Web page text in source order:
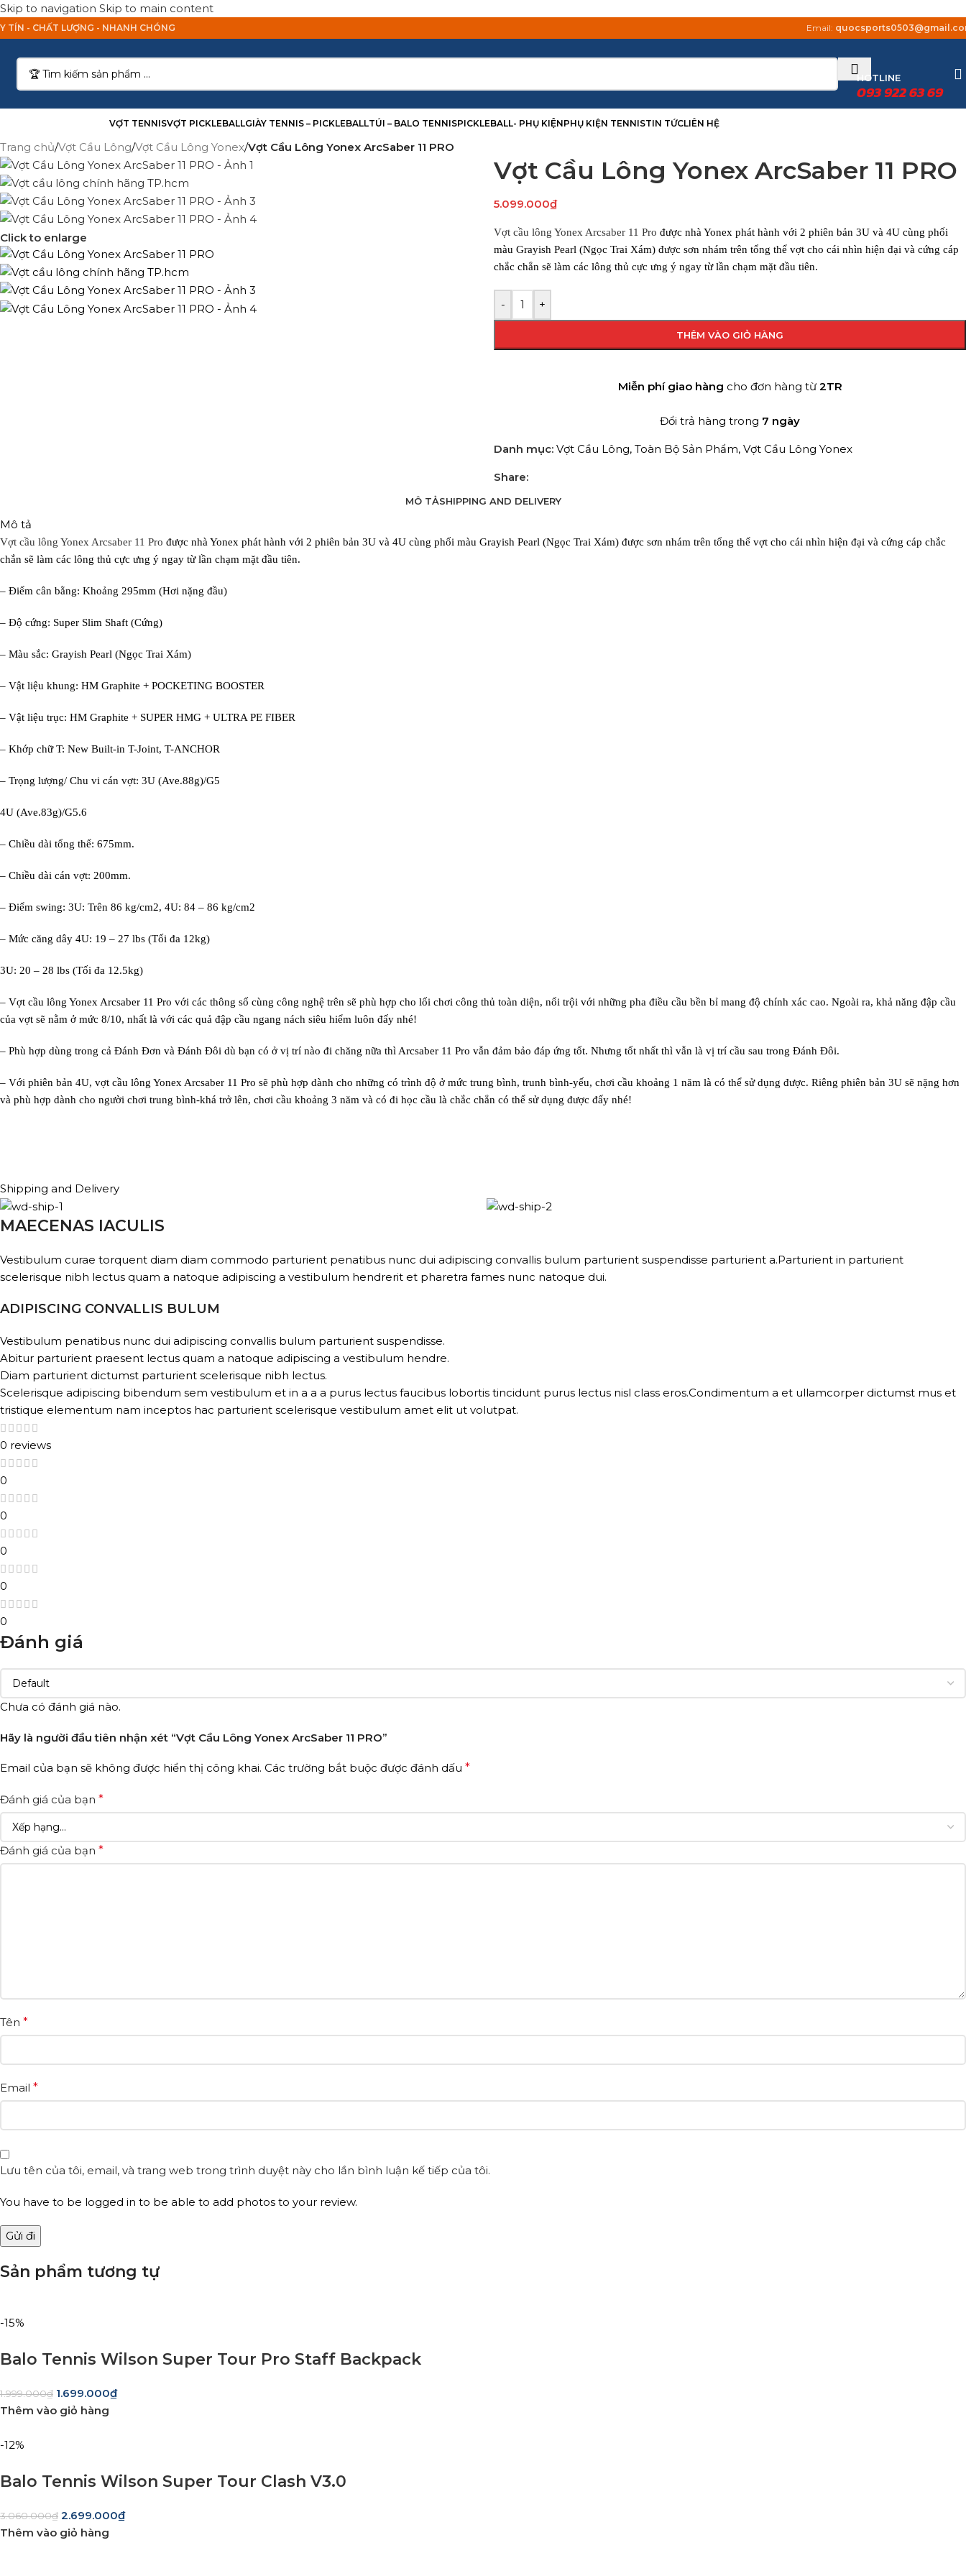
Skip to navigation Skip to main content
TÍN - CHẤT LƯỢNG - NHANH CHÓNG Email:
HOTLINE
093 922 63 69
VỢT TENNISVỢT PICKLEBALLGIÀY TENNIS – PICKLEBALLTÚI – BALO TENNISPICKLEBALL- PHỤ KIỆNPHỤ KIỆN TENNISTIN TỨCLIÊN HỆ
Trang chủ/Vợt Cầu Lông/Vợt Cầu Lông Yonex/Vợt Cầu Lông Yonex ArcSaber 11 PRO
Click to enlarge
Vợt Cầu Lông Yonex ArcSaber 11 PRO
5.099.000₫
Vợt cầu lông Yonex Arcsaber 11 Pro được nhà Yonex phát hành với 2 phiên bản 3U và 4U cùng phối
màu Grayish Pearl (Ngọc Trai Xám) được sơn nhám trên tổng thể vợt cho cái nhìn hiện đại và cứng cáp
chắc chắn sẽ làm các lông thủ cực ưng ý ngay từ lần chạm mặt đầu tiên.
- +
THÊM VÀO GIỎ HÀNG
Miễn phí giao hàng cho đơn hàng từ 2TR
Đổi trả hàng trong 7 ngày
Danh mục: Vợt Cầu Lông, Toàn Bộ Sản Phẩm, Vợt Cầu Lông Yonex
Share:
MÔ TẢSHIPPING AND DELIVERY
Mô tả
Vợt cầu lông Yonex Arcsaber 11 Pro được nhà Yonex phát hành với 2 phiên bản 3U và 4U cùng phối màu Grayish Pearl (Ngọc Trai Xám) được sơn nhám trên tổng thể vợt cho cái nhìn hiện đại và cứng cáp chắc
chắn sẽ làm các lông thủ cực ưng ý ngay từ lần chạm mặt đầu tiên.
– Điểm cân bằng: Khoảng 295mm (Hơi nặng đầu)
– Độ cứng: Super Slim Shaft (Cứng)
– Màu sắc: Grayish Pearl (Ngọc Trai Xám)
– Vật liệu khung: HM Graphite + POCKETING BOOSTER
– Vật liệu trục: HM Graphite + SUPER HMG + ULTRA PE FIBER
– Khớp chữ T: New Built-in T-Joint, T-ANCHOR
– Trọng lượng/ Chu vi cán vợt: 3U (Ave.88g)/G5
4U (Ave.83g)/G5.6
– Chiều dài tổng thể: 675mm.
– Chiều dài cán vợt: 200mm.
– Điểm swing: 3U: Trên 86 kg/cm2, 4U: 84 – 86 kg/cm2
– Mức căng dây 4U: 19 – 27 lbs (Tối đa 12kg)
3U: 20 – 28 lbs (Tối đa 12.5kg)
– Vợt cầu lông Yonex Arcsaber 11 Pro với các thông số cùng công nghệ trên sẽ phù hợp cho lối chơi công thủ toàn diện, nổi trội với những pha điều cầu bền bỉ mang độ chính xác cao. Ngoài ra, khả năng đập cầu
của vợt sẽ nằm ở mức 8/10, nhất là với các quả đập cầu ngang nách siêu hiểm luôn đấy nhé!
– Phù hợp dùng trong cả Đánh Đơn và Đánh Đôi dù bạn có ở vị trí nào đi chăng nữa thì Arcsaber 11 Pro vẫn đảm bảo đáp ứng tốt. Nhưng tốt nhất thì vẫn là vị trí cầu sau trong Đánh Đôi.
– Với phiên bản 4U, vợt cầu lông Yonex Arcsaber 11 Pro sẽ phù hợp dành cho những có trình độ ở mức trung bình, trunh bình-yếu, chơi cầu khoảng 1 năm là có thể sử dụng được. Riêng phiên bản 3U sẽ nặng hơn
và phù hợp dành cho người chơi trung bình-khá trở lên, chơi cầu khoảng 3 năm và có đi học cầu là chắc chắn có thể sử dụng được đấy nhé!
Shipping and Delivery
MAECENAS IACULIS
Vestibulum curae torquent diam diam commodo parturient penatibus nunc dui adipiscing convallis bulum parturient suspendisse parturient a.Parturient in parturient
scelerisque nibh lectus quam a natoque adipiscing a vestibulum hendrerit et pharetra fames nunc natoque dui.
ADIPISCING CONVALLIS BULUM
Vestibulum penatibus nunc dui adipiscing convallis bulum parturient suspendisse.
Abitur parturient praesent lectus quam a natoque adipiscing a vestibulum hendre.
Diam parturient dictumst parturient scelerisque nibh lectus.
Scelerisque adipiscing bibendum sem vestibulum et in a a a purus lectus faucibus lobortis tincidunt purus lectus nisl class eros.Condimentum a et ullamcorper dictumst mus et
tristique elementum nam inceptos hac parturient scelerisque vestibulum amet elit ut volutpat.
0 reviews
0
0
0
0
0
Đánh giá
Chưa có đánh giá nào.
Hãy là người đầu tiên nhận xét “Vợt Cầu Lông Yonex ArcSaber 11 PRO”
Email của bạn sẽ không được hiển thị công khai. Các trường bắt buộc được đánh dấu *
Đánh giá của bạn *
Đánh giá của bạn *
Tên *
Email *
Lưu tên của tôi, email, và trang web trong trình duyệt này cho lần bình luận kế tiếp của tôi.
You have to be logged in to be able to add photos to your review.
Sản phẩm tương tự
-15%
Balo Tennis Wilson Super Tour Pro Staff Backpack
1.999.000₫ 1.699.000₫
Thêm vào giỏ hàng
-12%
Balo Tennis Wilson Super Tour Clash V3.0
3.060.000₫ 2.699.000₫
Thêm vào giỏ hàng